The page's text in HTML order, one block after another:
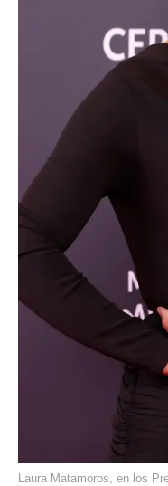
Laura Matamoros, en los